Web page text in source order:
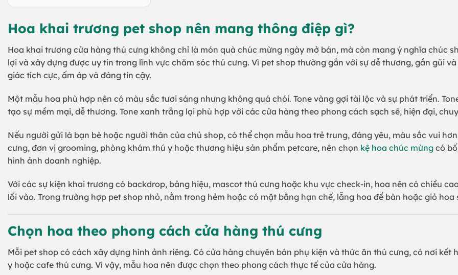
Hoa khai trương pet shop nên mang thông điệp gì?
Hoa khai trương cửa hàng thú cưng không chỉ là món quà chúc mừng ngày mở bán, mà còn mang ý nghĩa chúc
lợi và xây dựng được uy tín trong lĩnh vực chăm sóc thú cưng. Vì pet shop thường gắn với sự dễ thương, gần gũi
giác tích cực, ấm áp và đáng tin cậy.
Một mẫu hoa phù hợp nên có màu sắc tươi sáng nhưng không quá chói. Tone vàng gợi tài lộc và sự phát triển.
tạo sự mềm mại, dễ thương. Tone xanh trắng lại phù hợp với các cửa hàng theo phong cách sạch sẽ, hiện đại,
Nếu người gửi là bạn bè hoặc người thân của chủ shop, có thể chọn mẫu hoa trẻ trung, đáng yêu, màu sắc vui
cưng, đơn vị grooming, phòng khám thú y hoặc thương hiệu sản phẩm petcare, nên chọn kệ hoa chúc mừng có
hình ảnh doanh nghiệp.
Với các sự kiện khai trương có backdrop, bảng hiệu, mascot thú cưng hoặc khu vực check-in, hoa nên có chiều
lối vào. Trong trường hợp pet shop nhỏ, nằm trong hẻm hoặc có mặt bằng hạn chế, lẵng hoa để bàn hoặc giỏ
Chọn hoa theo phong cách cửa hàng thú cưng
Mỗi pet shop có cách xây dựng hình ảnh riêng. Có cửa hàng chuyên bán phụ kiện và thức ăn thú cưng, có nơi
y hoặc cafe thú cưng. Vì vậy, mẫu hoa nên được chọn theo phong cách thực tế của cửa hàng.